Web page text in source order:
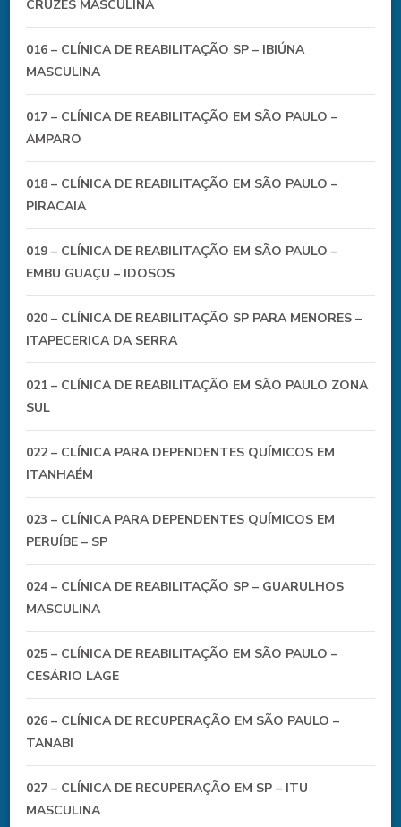
CRUZES MASCULINA
016 – CLÍNICA DE REABILITAÇÃO SP – IBIÚNA
MASCULINA
017 – CLÍNICA DE REABILITAÇÃO EM SÃO PAULO –
AMPARO
018 – CLÍNICA DE REABILITAÇÃO EM SÃO PAULO –
PIRACAIA
019 – CLÍNICA DE REABILITAÇÃO EM SÃO PAULO –
EMBU GUAÇU – IDOSOS
020 – CLÍNICA DE REABILITAÇÃO SP PARA MENORES –
ITAPECERICA DA SERRA
021 – CLÍNICA DE REABILITAÇÃO EM SÃO PAULO ZONA
SUL
022 – CLÍNICA PARA DEPENDENTES QUÍMICOS EM
ITANHAÉM
023 – CLÍNICA PARA DEPENDENTES QUÍMICOS EM
PERUÍBE – SP
024 – CLÍNICA DE REABILITAÇÃO SP – GUARULHOS
MASCULINA
025 – CLÍNICA DE REABILITAÇÃO EM SÃO PAULO –
CESÁRIO LAGE
026 – CLÍNICA DE RECUPERAÇÃO EM SÃO PAULO –
TANABI
027 – CLÍNICA DE RECUPERAÇÃO EM SP – ITU
MASCULINA